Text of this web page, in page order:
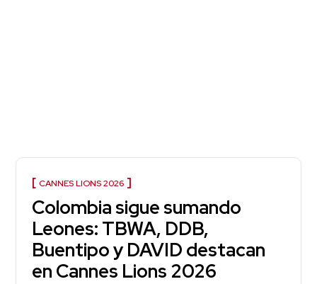
CANNES LIONS 2026
Colombia sigue sumando
Leones: TBWA, DDB,
Buentipo y DAVID destacan
en Cannes Lions 2026